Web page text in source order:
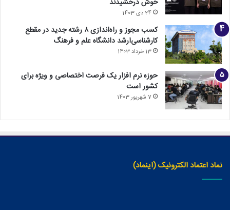
خوش درخشیدند
24 دی 1403
کسب مجوز و راه‌اندازی ۸ رشته جدید در مقطع
کارشناسی‌ارشد دانشگاه علم و فرهنگ
13 خرداد 1403
حوزه نرم افزار یک فرصت اختصاصی و ویژه برای
کشور است
7 شهریور 1403
نماد اعتماد الکترونیک (اینماد)